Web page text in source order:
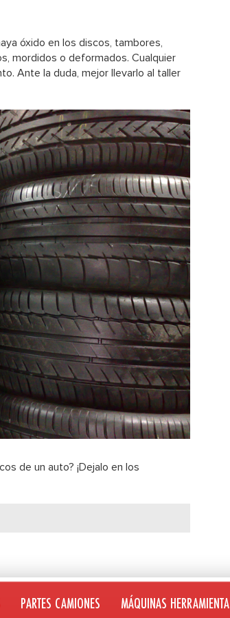
óxido en los discos, tambores,
mordidos o deformados. Cualquier
Ante la duda, mejor llevarlo al taller
de un auto? ¡Dejalo en los
PARTES CAMIONES MÁQUINAS HERRAMIENTA